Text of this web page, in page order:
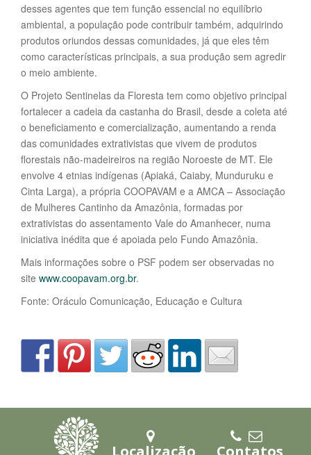
desses agentes que tem função essencial no equilíbrio
ambiental, a população pode contribuir também, adquirindo
produtos oriundos dessas comunidades, já que eles têm
como características principais, a sua produção sem agredir
o meio ambiente.
O Projeto Sentinelas da Floresta tem como objetivo principal
fortalecer a cadeia da castanha do Brasil, desde a coleta até
o beneficiamento e comercialização, aumentando a renda
das comunidades extrativistas que vivem de produtos
florestais não-madeireiros na região Noroeste de MT. Ele
envolve 4 etnias indígenas (Apiaká, Caiaby, Munduruku e
Cinta Larga), a própria COOPAVAM e a AMCA – Associação
de Mulheres Cantinho da Amazônia, formadas por
extrativistas do assentamento Vale do Amanhecer, numa
iniciativa inédita que é apoiada pelo Fundo Amazônia.
Mais informações sobre o PSF podem ser observadas no
site www.coopavam.org.br.
Fonte: Oráculo Comunicação, Educação e Cultura
Localização Contatos